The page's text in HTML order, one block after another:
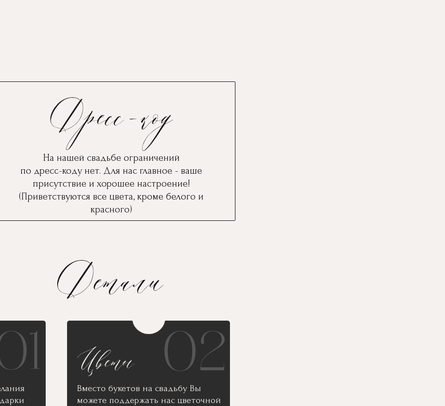
На нашей свадьбе ограничений
по дресс-коду нет. Для нас главное - ваше
присутствие и хорошее настроение!
(Приветствуются все цвета, кроме белого и
красного)
Вместо букетов на свадьбу Вы
можете поддержать нас цветочной